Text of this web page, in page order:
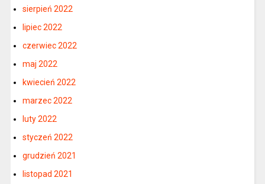
sierpień 2022
lipiec 2022
czerwiec 2022
maj 2022
kwiecień 2022
marzec 2022
luty 2022
styczeń 2022
grudzień 2021
listopad 2021